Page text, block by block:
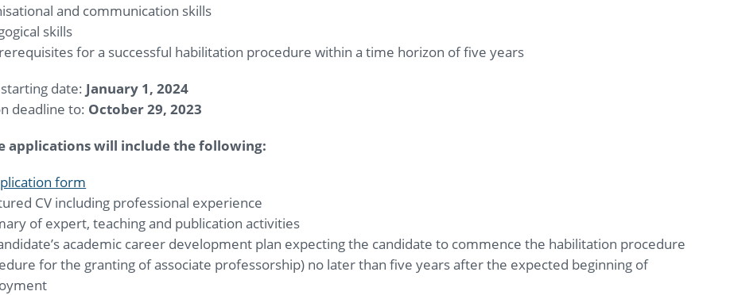
and communication skills
skills
for a successful habilitation procedure within a time horizon of five years
date: January 1, 2024
deadline to: October 29, 2023
applications will include the following:
form
CV including professional experience
of expert, teaching and publication activities
academic career development plan expecting the candidate to commence the habilitation procedure
for the granting of associate professorship) no later than five years after the expected beginning of